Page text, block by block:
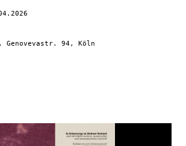
Genovevastr. 94, Köln